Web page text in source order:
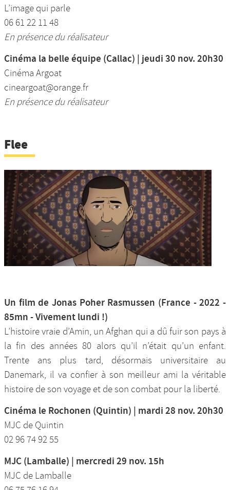
L’image qui parle
‭06 61 22 11 48‬
En présence du réalisateur
Cinéma la belle équipe (Callac) | jeudi 30 nov. 20h30
Cinéma Argoat
cineargoat@orange.fr
En présence du réalisateur
Flee
Un film de Jonas Poher Rasmussen (France - 2022 -
85mn - Vivement lundi !)
L’histoire vraie d’Amin, un Afghan qui a dû fuir son pays à
la fin des années 80 alors qu’il n’était qu’un enfant.
Trente ans plus tard, désormais universitaire au
Danemark, il va confier à son meilleur ami la véritable
histoire de son voyage et de son combat pour la liberté.
Cinéma le Rochonen (Quintin) | mardi 28 nov. 20h30
MJC de Quintin
02 96 74 92 55
MJC (Lamballe) | mercredi 29 nov. 15h
MJC de Lamballe